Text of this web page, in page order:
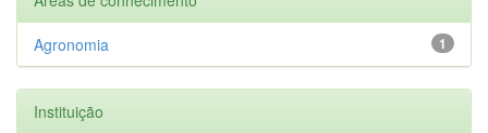
1
Agronomia
Instituição